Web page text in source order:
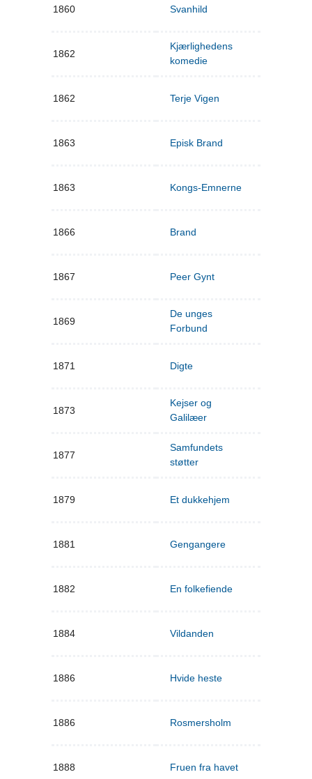
1860 Svanhild
1862
Kjærlighedens
komedie
1862 Terje Vigen
1863 Episk Brand
1863 Kongs-Emnerne
1866 Brand
1867 Peer Gynt
1869
De unges
Forbund
1871 Digte
1873
Kejser og
Galilæer
1877
Samfundets
støtter
1879 Et dukkehjem
1881 Gengangere
1882 En folkefiende
1884 Vildanden
1886 Hvide heste
1886 Rosmersholm
1888 Fruen fra havet